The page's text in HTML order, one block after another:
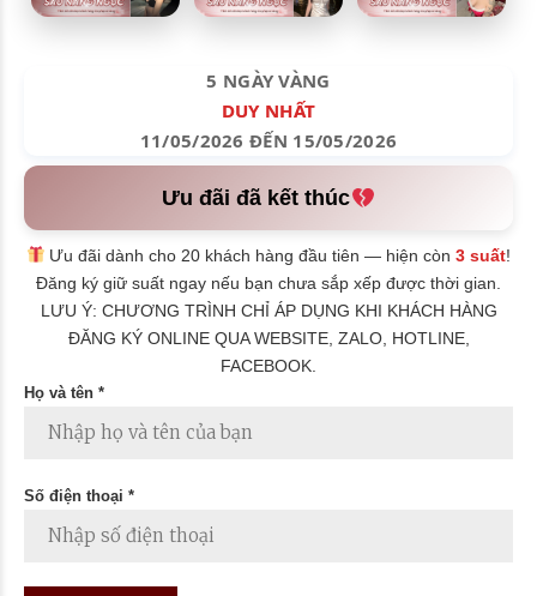
5 NGÀY VÀNG
DUY NHẤT
11/05/2026 ĐẾN 15/05/2026
Ưu đãi đã kết thúc
Ưu đãi dành cho 20 khách hàng đầu tiên — hiện còn3 suất!
Đăng ký giữ suất ngay nếu bạn chưa sắp xếp được thời gian.
LƯU Ý: CHƯƠNG TRÌNH CHỈ ÁP DỤNG KHI KHÁCH HÀNG
ĐĂNG KÝ ONLINE QUA WEBSITE, ZALO, HOTLINE,
FACEBOOK.
Họ và tên *
Số điện thoại *